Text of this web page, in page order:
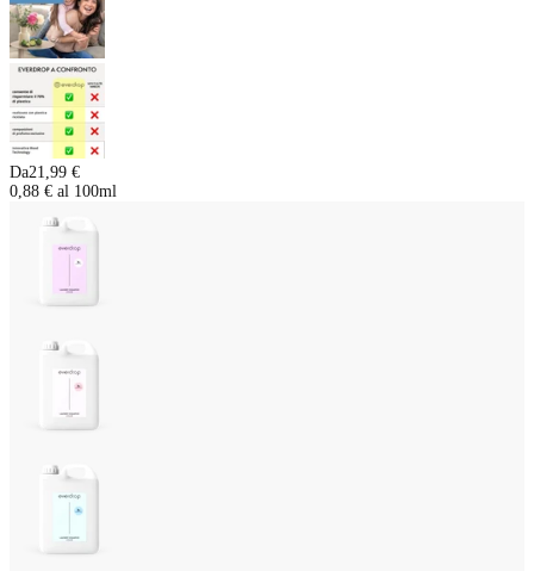
Da21,99 €
0,88 € al 100ml